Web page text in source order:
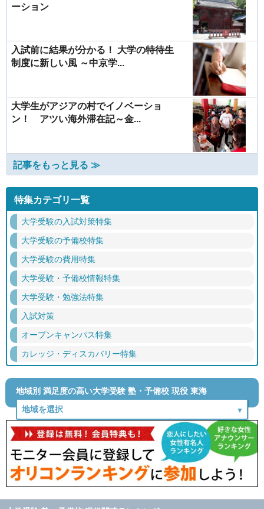
ーション
入試前に結果が分かる！ 大学の特待生
制度に新しい風 ～中京学...
大学生がアジアの村でイノベーショ
ン！ アツい海外滞在記～金...
記事をもっと見る ≫
特集カテゴリ一覧
大学受験の入試対策特集
大学受験の予備校特集
大学受験の費用特集
大学受験・予備校情報特集
大学受験・勉強法特集
入試対策
オープンキャンパス特集
カレッジ・ディスカバリー特集
地域別 満足度の高い大学受験 塾・予備校 現役 東海